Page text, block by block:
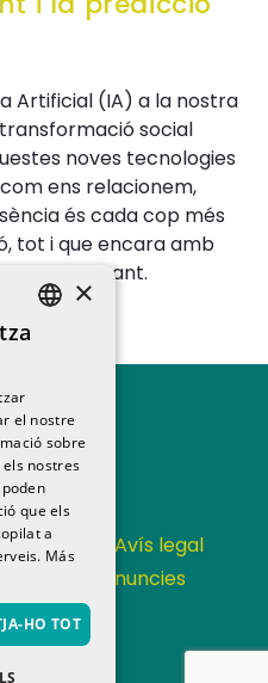
Artificial (IA) a la nostra
social
noves tecnologies
ens relacionem,
és cada cop més
tot i que encara amb
augmentant.
Avís legal
Canal de denuncies
anual
×
el nostre
sobre
nostres
que els
a
Más
HO TOT